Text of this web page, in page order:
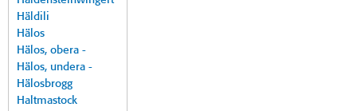
Häldili
Hälos
Hälos, obera -
Hälos, undera -
Hälosbrogg
Haltmastock